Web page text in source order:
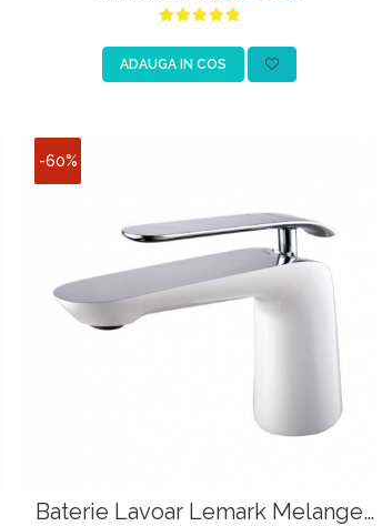
ADAUGA IN COS
-60%
Baterie Lavoar Lemark Melange